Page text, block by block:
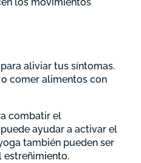
los movimientos
aliviar tus síntomas.
comer alimentos con
combatir el
ayudar a activar el
también pueden ser
estreñimiento.